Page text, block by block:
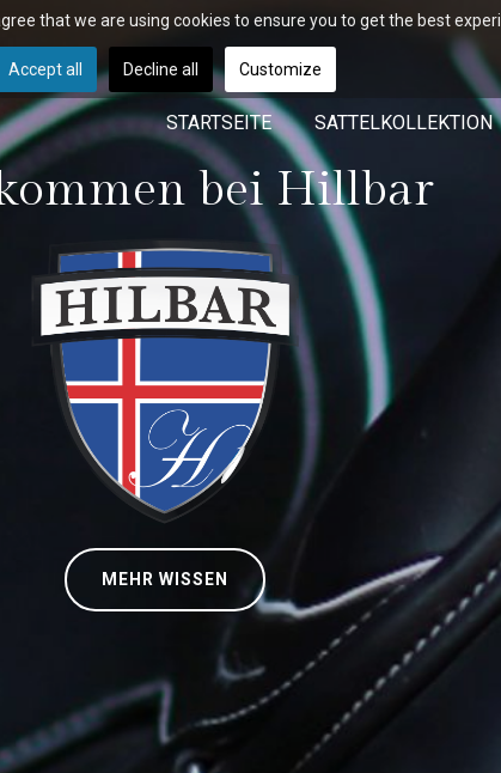
STARTSEITE SATTELKOLLEKTION
bei Hillbar
MEHR WISSEN
that we are using cookies to ensure you to get the best
Accept all Decline all Customize